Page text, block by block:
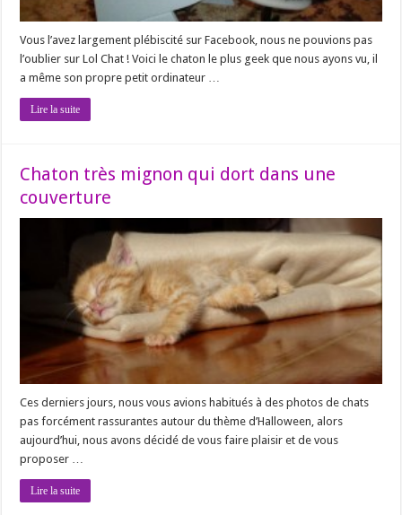
Vous l’avez largement plébiscité sur Facebook, nous ne pouvions pas
l’oublier sur Lol Chat ! Voici le chaton le plus geek que nous ayons vu, il
a même son propre petit ordinateur …
Lire la suite
Chaton très mignon qui dort dans une
couverture
Ces derniers jours, nous vous avions habitués à des photos de chats
pas forcément rassurantes autour du thème d’Halloween, alors
aujourd’hui, nous avons décidé de vous faire plaisir et de vous
proposer …
Lire la suite